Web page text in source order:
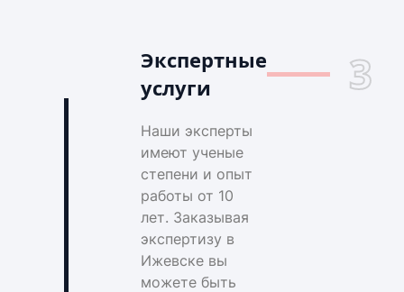
Экспертные
услуги
3
Наши эксперты
имеют ученые
степени и опыт
работы от 10
лет. Заказывая
экспертизу в
Ижевске вы
можете быть